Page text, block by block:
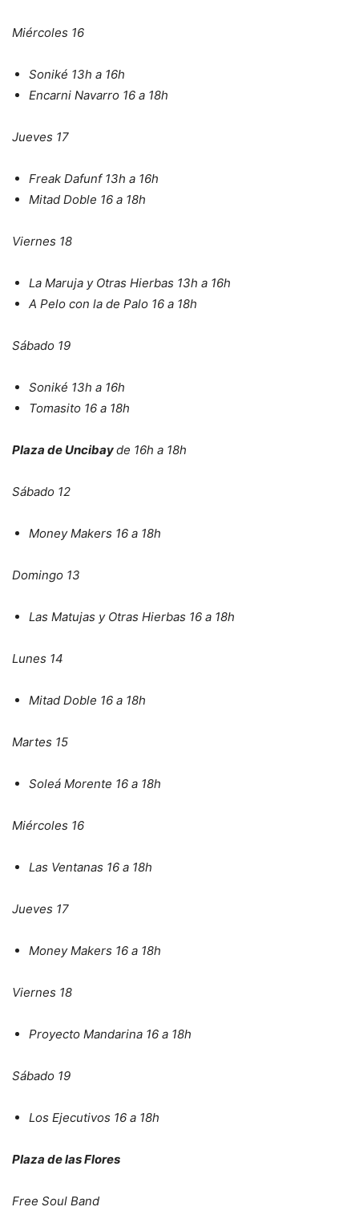
Miércoles 16
Soniké 13h a 16h
Encarni Navarro 16 a 18h
Jueves 17
Freak Dafunf 13h a 16h
Mitad Doble 16 a 18h
Viernes 18
La Maruja y Otras Hierbas 13h a 16h
A Pelo con la de Palo 16 a 18h
Sábado 19
Soniké 13h a 16h
Tomasito 16 a 18h
Plaza de Uncibayde 16h a 18h
Sábado 12
Money Makers 16 a 18h
Domingo 13
Las Matujas y Otras Hierbas 16 a 18h
Lunes 14
Mitad Doble 16 a 18h
Martes 15
Soleá Morente 16 a 18h
Miércoles 16
Las Ventanas 16 a 18h
Jueves 17
Money Makers 16 a 18h
Viernes 18
Proyecto Mandarina 16 a 18h
Sábado 19
Los Ejecutivos 16 a 18h
Plaza de las Flores
Free Soul Band